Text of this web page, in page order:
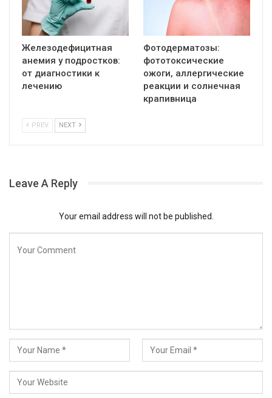
Железодефицитная
анемия у подростков:
от диагностики к
лечению
Фотодерматозы:
фототоксические
ожоги, аллергические
реакции и солнечная
крапивница
PREV NEXT
Leave A Reply
Your email address will not be published.